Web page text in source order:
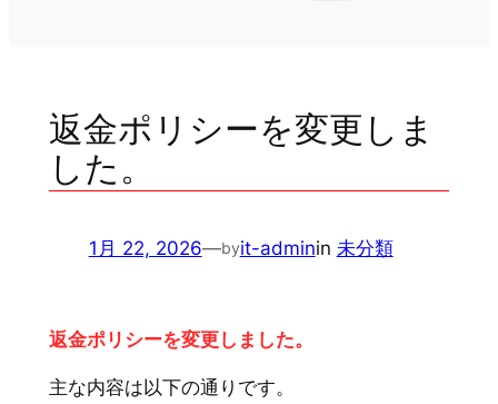
返金ポリシーを変更しま
した。
1月 22, 2026—byit-adminin 未分類
返金ポリシーを変更しました。
主な内容は以下の通りです。